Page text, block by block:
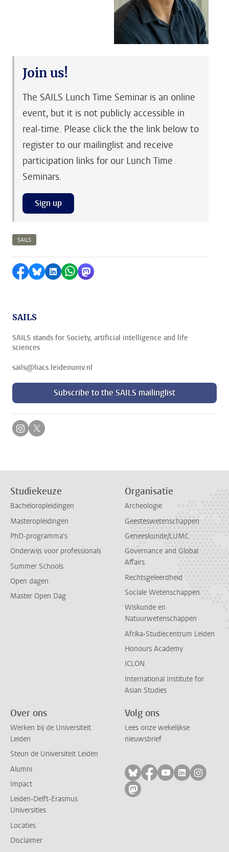
Join us!
The SAILS Lunch Time Seminar is an online
event, but it is not publicly accessible in
real-time. Please click the the link below to
register to our mailinglist and receive
participation links for our Lunch Time
Seminars.
Sign up
SAILS
Delen op Facebook
Delen via Bluesky
Delen op LinkedIn
Delen via WhatsApp
Delen via Mastodon
SAILS
SAILS stands for Society, artificial intelligence and life
sciences
sails@liacs.leidenuniv.nl
Subscribe to the SAILS mailinglist
Volg ons op instagram
Volg ons op twitter
Studiekeuze
Bacheloropleidingen
Masteropleidingen
PhD-programma's
Onderwijs voor professionals
Summer Schools
Open dagen
Master Open Dag
Organisatie
Archeologie
Geesteswetenschappen
Geneeskunde/LUMC
Governance and Global
Affairs
Rechtsgeleerdheid
Sociale Wetenschappen
Wiskunde en
Natuurwetenschappen
Afrika-Studiecentrum Leiden
Honours Academy
ICLON
International Institute for
Asian Studies
Over ons
Werken bij de Universiteit
Leiden
Steun de Universiteit Leiden
Alumni
Impact
Leiden-Delft-Erasmus
Universities
Locaties
Disclaimer
Volg ons
Lees onze wekelijkse
nieuwsbrief
Volg ons op bluesky
Volg ons op
Volg ons op
Volg ons
Volg
Volg ons op mastodon